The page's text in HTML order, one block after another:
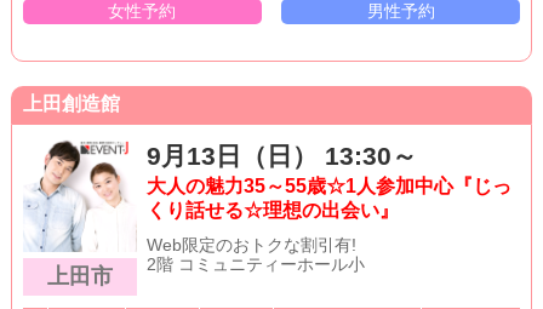
女性予約 男性予約
上田創造館
上田市
9月13日（日） 13:30～
大人の魅力35～55歳☆1人参加中心『じっ
くり話せる☆理想の出会い』
Web限定のおトクな割引有!
2階 コミュニティーホール小